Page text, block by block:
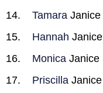
Tamara Janice
Hannah Janice
Monica Janice
Priscilla Janice